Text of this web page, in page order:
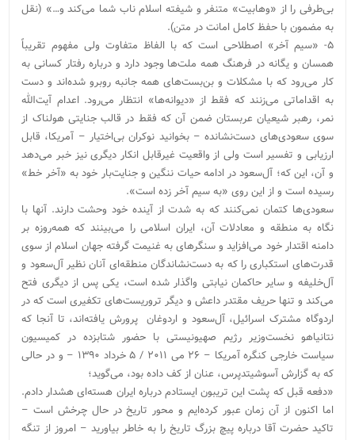
بی‌طرفی را از «وهابیت» متنفر و شیفته اسلام ناب شما می‌کند و…» (نقل
به مضمون با حفظ کامل امانت در متن).
۵- «سیم آخر» اصطلاحی است که با الفاظ متفاوت ولی مفهوم تقریباً
همسان و یگانه در فرهنگ همه ملت‌ها وجود دارد و درباره رفتار کسانی به
کار می‌رود که با مشکلات و بن‌بست‌های همه جانبه روبرو شده‌اند و دست
به اقداماتی می‌زنند که فقط از «دیوانه‌ها» انتظار می‌رود. اعدام آیت‌الله
نمر، رهبر شیعیان عربستان ضمن آن که فقط در قالب جنایتی هولناک از
سوی سعودی‌های دست‌نشانده – بخوانید نوکران بی‌اختیار – آمریکا، قابل
ارزیابی و تفسیر است ولی از واقعیت غیرقابل انکار دیگری نیز خبر می‌دهد
و آن، این که؛ آل‌سعود در ادامه حیات ننگین و جنایت‌بار خود به «آخر خط»
رسیده است و از این روی «به سیم آخر زده است».
سعودی‌ها کتمان نمی‌کنند که به شدت از آینده خود وحشت دارند. آنها با
نگاه به منطقه و معادلات آن، ایران اسلامی را می‌بینند که همه‌روزه بر
دامنه اقتدار خود می‌افزاید و سنگرهای به غنیمت‌ گرفته جهان اسلام از سوی
قدرت‌های استکباری را که به دست‌نشاندگان منطقه‌ای آنان نظیر آل‌سعود و
آل‌خلیفه و سایر حاکمان نیابتی واگذار شده است، یکی پس از دیگری فتح
می‌کند و تنها حریف مقتدر داعش و دیگر تروریست‌های تکفیری است که در
اردوگاه مشترک اسرائیل، آل‌سعود و اردوغان پرورش یافته‌اند، تا آنجا که
نتانیاهو نخست‌وزیر رژیم صهیونیستی با حضور شتابزده در کمیسیون
سیاست خارجی کنگره آمریکا – ۲۶ می ۲۰۱۱ / ۵ خرداد ۱۳۹۰ – و در حالی
که به گزارش آسوشیتدپرس، عنان از کف داده بود، می‌گوید؛
«دفعه قبل که پشت این تریبون ایستادم درباره ایران هسته‌ای هشدار دادم.
اما اکنون از آن زمان عبور کرده‌ایم و محور تاریخ در حال چرخش است –
تاکید حضرت آقا درباره پیچ بزرگ تاریخ را به خاطر بیاورید – امروز از تنگه